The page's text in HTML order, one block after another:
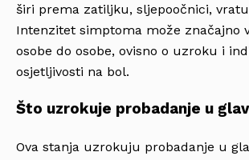
širi prema zatiljku, sljepoočnici,
Intenzitet simptoma može značajno
osobe do osobe, ovisno o uzroku i
osjetljivosti na bol.
Što uzrokuje probadanje u
Ova stanja uzrokuju probadanje u